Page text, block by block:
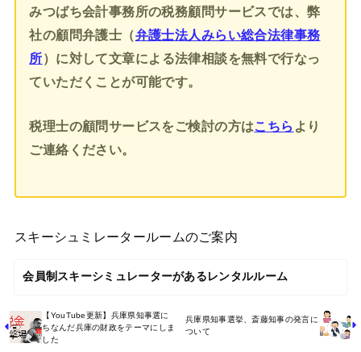
みつばち会計事務所の税務顧問サービスでは、弊
社の顧問弁護士（弁護士法人みらい総合法律事務
所）に対して文章による法律相談を無料で行なっ
ていただくことが可能です。
税理士の顧問サービスをご検討の方はこちら より
ご連絡ください。
スキーシュミレータールームのご案内
会員制スキーシミュレーターがあるレンタルルーム
【YouTube更新】兵庫県知事選に
ちなんだ兵庫の財政をテーマにしま
した
兵庫県知事選挙、斎藤知事の発言に
ついて